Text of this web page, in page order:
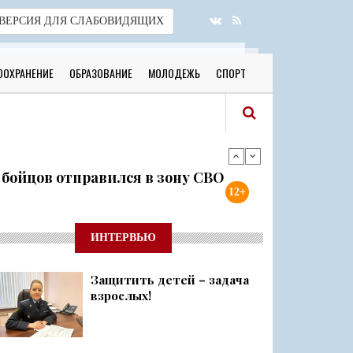
ДЛЯ СЛАБОВИДЯЩИХ
ОБРАЗОВАНИЕ МОЛОДЕЖЬ СПОРТ
отправился в зону СВО
к новому учебному году
о 500 днях стойкости и бое...
район
12+
ИНТЕРВЬЮ
Защитить детей – задача
взрослых!